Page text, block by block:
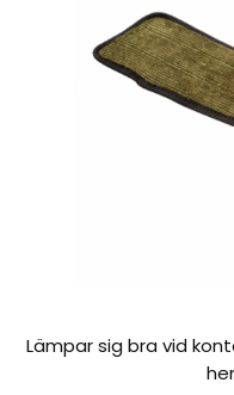
Lämpar sig bra vid